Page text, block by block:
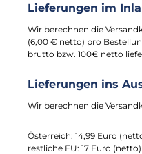
Lieferungen im
Wir berechnen die
(6,00 € netto) pro
brutto bzw. 100€ netto
Lieferungen ins
Wir berechnen die
Österreich: 14,99 Euro
restliche EU: 17 Euro (netto)